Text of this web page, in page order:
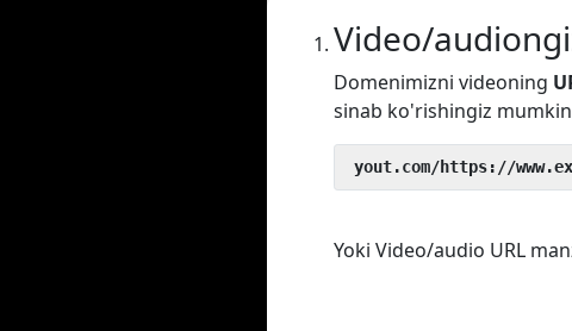
Video/
Domenimizni videoning
sinab ko'rishingiz
yout.com/https://
Yoki Video/audio URL